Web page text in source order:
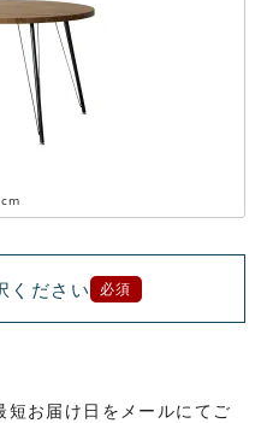
ください 必須
短お届け日をメールにてご